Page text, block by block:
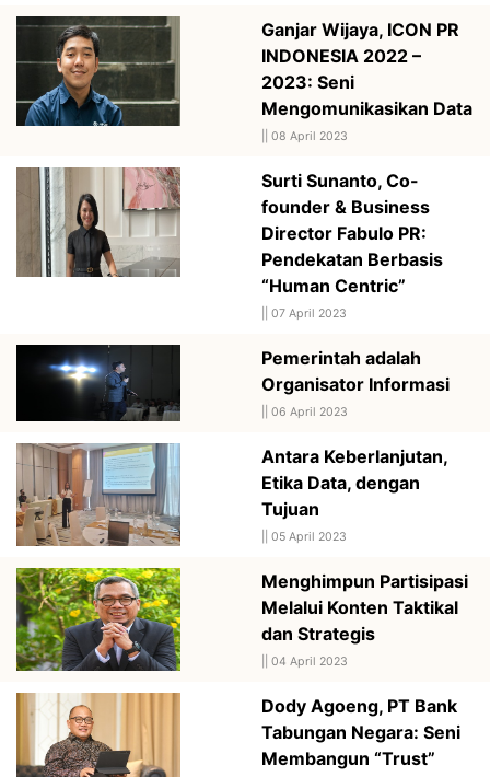
Ganjar Wijaya, ICON PR
INDONESIA 2022 –
2023: Seni
Mengomunikasikan Data
08 April 2023
Surti Sunanto, Co-
founder & Business
Director Fabulo PR:
Pendekatan Berbasis
“Human Centric”
07 April 2023
Pemerintah adalah
Organisator Informasi
06 April 2023
Antara Keberlanjutan,
Etika Data, dengan
Tujuan
05 April 2023
Menghimpun Partisipasi
Melalui Konten Taktikal
dan Strategis
04 April 2023
Dody Agoeng, PT Bank
Tabungan Negara: Seni
Membangun “Trust”